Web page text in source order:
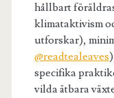
hållbart
klimataktivism
utforskar),
@readtealeaves
specifika
vilda ätbara